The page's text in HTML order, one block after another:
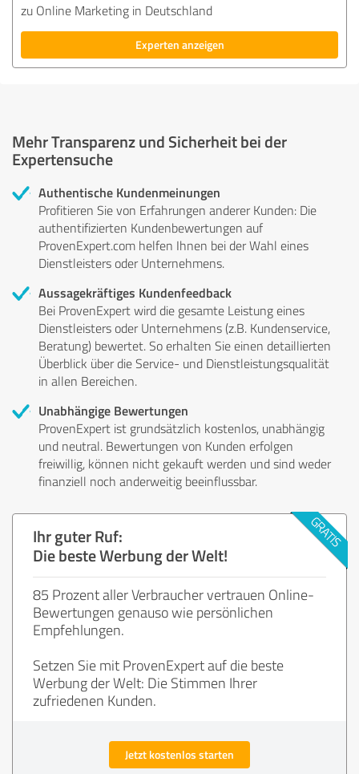
zu Online Marketing in Deutschland
Experten anzeigen
Mehr Transparenz und Sicherheit bei der
Expertensuche
Authentische Kundenmeinungen
Profitieren Sie von Erfahrungen anderer Kunden: Die
authentifizierten Kundenbewertungen auf
ProvenExpert.com helfen Ihnen bei der Wahl eines
Dienstleisters oder Unternehmens.
Aussagekräftiges Kundenfeedback
Bei ProvenExpert wird die gesamte Leistung eines
Dienstleisters oder Unternehmens (z.B. Kundenservice,
Beratung) bewertet. So erhalten Sie einen detaillierten
Überblick über die Service- und Dienstleistungsqualität
in allen Bereichen.
Unabhängige Bewertungen
ProvenExpert ist grundsätzlich kostenlos, unabhängig
und neutral. Bewertungen von Kunden erfolgen
freiwillig, können nicht gekauft werden und sind weder
finanziell noch anderweitig beeinflussbar.
Ihr guter Ruf:
Die beste Werbung der Welt!
85 Prozent aller Verbraucher vertrauen Online-
Bewertungen genauso wie persönlichen
Empfehlungen.
Setzen Sie mit ProvenExpert auf die beste
Werbung der Welt: Die Stimmen Ihrer
zufriedenen Kunden.
Jetzt kostenlos starten